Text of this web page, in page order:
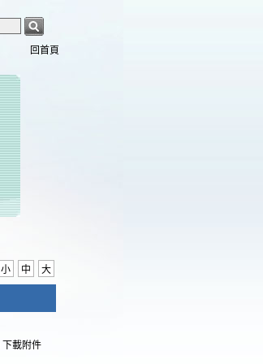
回首頁
小 中 大
下載附件